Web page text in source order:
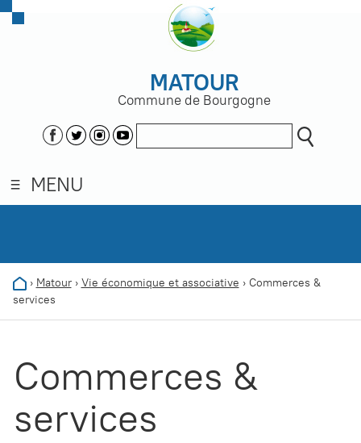
MATOUR
Commune de Bourgogne
MENU
› Matour› Vie économique et associative › Commerces &
services
Commerces &
services